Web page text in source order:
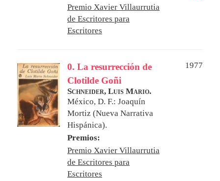
Premio Xavier Villaurrutia
de Escritores para
Escritores
0. La resurrección de
Clotilde Goñi
1977
Schneider, Luis Mario.
México, D. F.: Joaquín
Mortiz (Nueva Narrativa
Hispánica).
Premios:
Premio Xavier Villaurrutia
de Escritores para
Escritores